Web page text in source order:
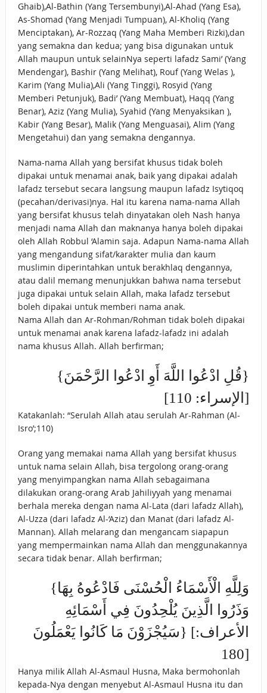
Ghaib),Al-Bathin (Yang Tersembunyi),Al-Ahad (Yang Esa),
As-Shomad (Yang Menjadi Tumpuan), Al-Kholiq (Yang
Menciptakan), Ar-Rozzaq (Yang Maha Memberi Rizki),dan
yang semakna dan kedua; yang bisa digunakan untuk
Allah maupun untuk selainNya seperti lafadz Sami’ (Yang
Mendengar), Bashir (Yang Melihat), Rouf (Yang Welas ),
Karim (Yang Mulia),Ali (Yang Tinggi), Rosyid (Yang
Memberi Petunjuk), Badi’ (Yang Membuat), Haqq (Yang
Benar), Aziz (Yang Mulia), Syahid (Yang Menyaksikan ),
Kabir (Yang Besar), Malik (Yang Menguasai), Alim (Yang
Mengetahui) dan yang semakna dengannya.
Nama-nama Allah yang bersifat khusus tidak boleh
dipakai untuk menamai anak, baik yang dipakai adalah
lafadz tersebut secara langsung maupun lafadz Isytiqoq
(pecahan/derivasi)nya. Hal itu karena nama-nama Allah
yang bersifat khusus telah dinyatakan oleh Nash hanya
menjadi nama Allah dan maknanya hanya boleh dipakai
oleh Allah Robbul ‘Alamin saja. Adapun Nama-nama Allah
yang mengandung sifat/karakter mulia dan kaum
muslimin diperintahkan untuk berakhlaq dengannya,
atau dalil memang menunjukkan bahwa nama tersebut
juga dipakai untuk selain Allah, maka lafadz tersebut
boleh dipakai untuk memberi nama anak.
Nama Allah dan Ar-Rohman/Rohman tidak boleh dipakai
untuk menamai anak karena lafadz-lafadz ini adalah
nama khusus Allah. Allah berfirman;
{قُلِ ادْعُوا اللَّهَ أَوِ ادْعُوا الرَّحْمَنَ}
[الإسراء: 110]
Katakanlah: “Serulah Allah atau serulah Ar-Rahman (Al-
Isro’;110)
Orang yang memakai nama Allah yang bersifat khusus
untuk nama selain Allah, bisa tergolong orang-orang
yang menyimpangkan nama Allah sebagaimana
dilakukan orang-orang Arab Jahiliyyah yang menamai
berhala mereka dengan nama Al-Lata (dari lafadz Allah),
Al-Uzza (dari lafadz Al-‘Aziz) dan Manat (dari lafadz Al-
Mannan). Allah melarang dan mengancam siapapun
yang mempermainkan nama Allah dan menggunakannya
secara tidak benar. Allah berfirman;
{وَلِلَّهِ الْأَسْمَاءُ الْحُسْنَى فَادْعُوهُ بِهَا
وَذَرُوا الَّذِينَ يُلْحِدُونَ فِي أَسْمَائِهِ
سَيُجْزَوْنَ مَا كَانُوا يَعْمَلُونَ} [الأعراف:
180]
Hanya milik Allah Al-Asmaul Husna, Maka bermohonlah
kepada-Nya dengan menyebut Al-Asmaul Husna itu dan